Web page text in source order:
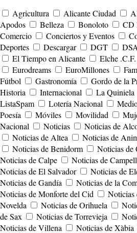
Agricultura
Alicante Ciudad
Apodos
Belleza Bonoloto CD
Comercio
Conciertos y Eventos
Deportes
Descargar DGT
El Tiempo en Alicante
Elche .C.F.
Eurodreams
EuroMillones
Fútbol
Gastronomía Gordo de la
Historia
Internacional La Quiniela
ListaSpam
Lotería Nacional
Poesía
Móviles Movilidad
Nacional
Noticias Noticias de
Noticias de Altea
Noticias de
Noticias de Benidorm
Noticias de
Noticias de Calpe
Noticias de
Noticias de El Salvador
Noticias de
Noticias de Gandía
Noticias de la
Noticias de Monforte del Cid
Noticias
Novelda
Noticias de Orihuela
de Sax
Noticias de Torrevieja
Noticias de Villena
Noticias de Xàbia